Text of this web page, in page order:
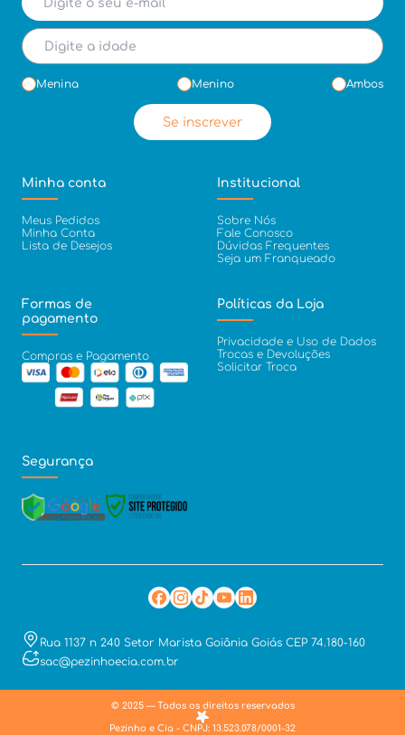
Menina Menino Ambos
Se inscrever
Minha conta
Meus Pedidos
Minha Conta
Lista de Desejos
Institucional
Sobre Nós
Fale Conosco
Dúvidas Frequentes
Seja um Franqueado
Formas de
pagamento
Compras e Pagamento
Políticas da Loja
Privacidade e Uso de Dados
Trocas e Devoluções
Solicitar Troca
Segurança
Rua 1137 n 240 Setor Marista Goiânia Goiás CEP 74.180-160
sac@pezinhoecia.com.br
© 2025 — Todos os direitos reservados
Pezinho e Cia - CNPJ: 13.523.078/0001-32